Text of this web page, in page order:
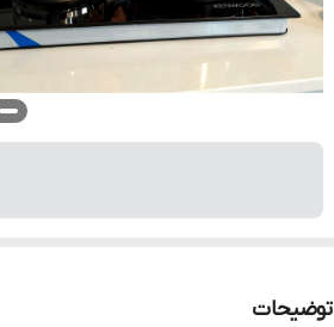
توضیحات